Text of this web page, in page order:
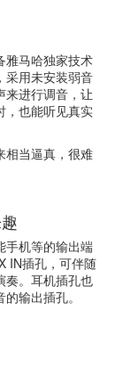
雅马哈独家技术
采用未安装弱音
来进行调音，让
，也能听见真实
相当逼真，很难
手机等的输出端
IN插孔，可伴随
奏。耳机插孔也
输出插孔。